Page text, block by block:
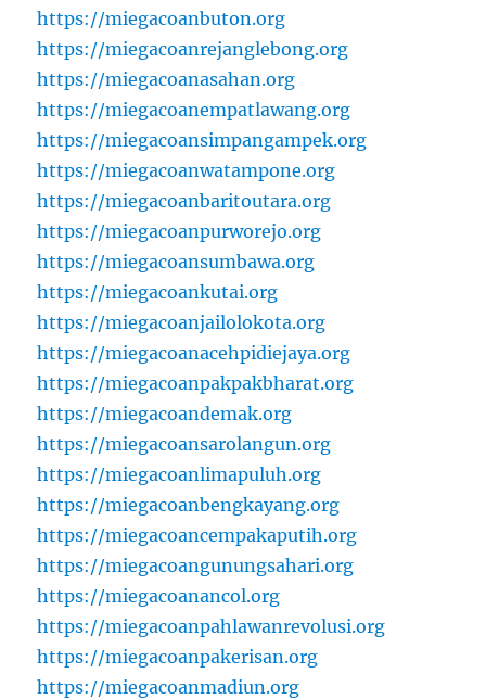
https://miegacoanbuton.org
https://miegacoanrejanglebong.org
https://miegacoanasahan.org
https://miegacoanempatlawang.org
https://miegacoansimpangampek.org
https://miegacoanwatampone.org
https://miegacoanbaritoutara.org
https://miegacoanpurworejo.org
https://miegacoansumbawa.org
https://miegacoankutai.org
https://miegacoanjailolokota.org
https://miegacoanacehpidiejaya.org
https://miegacoanpakpakbharat.org
https://miegacoandemak.org
https://miegacoansarolangun.org
https://miegacoanlimapuluh.org
https://miegacoanbengkayang.org
https://miegacoancempakaputih.org
https://miegacoangunungsahari.org
https://miegacoanancol.org
https://miegacoanpahlawanrevolusi.org
https://miegacoanpakerisan.org
https://miegacoanmadiun.org